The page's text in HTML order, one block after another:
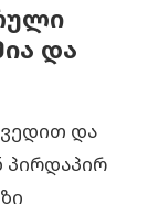
და
და
პირდაპირ